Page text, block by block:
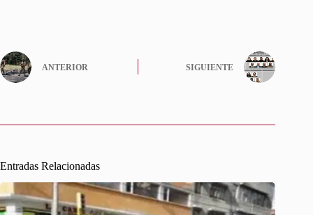
ANTERIOR SIGUIENTE
Entradas Relacionadas